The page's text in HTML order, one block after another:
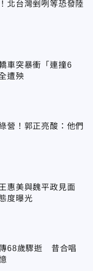
北台灣剉咧等恐發陸
車突暴衝「連撞6
遭殃
營！郭正亮酸：他們
惠美與魏平政見面
度曝光
傳68歲驟逝 昔合唱